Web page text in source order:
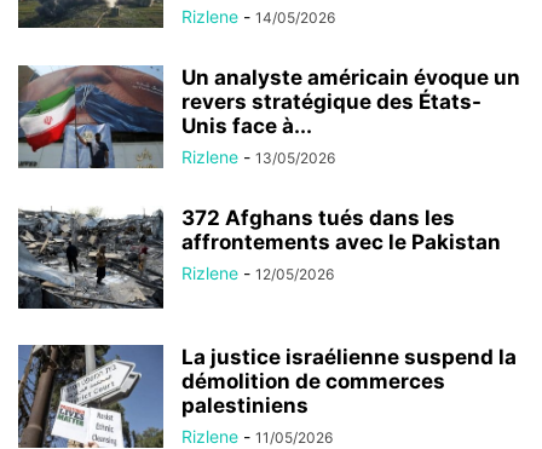
Rizlene - 14/05/2026
Un analyste américain évoque un
revers stratégique des États-
Unis face à...
Rizlene - 13/05/2026
372 Afghans tués dans les
affrontements avec le Pakistan
Rizlene - 12/05/2026
La justice israélienne suspend la
démolition de commerces
palestiniens
Rizlene - 11/05/2026